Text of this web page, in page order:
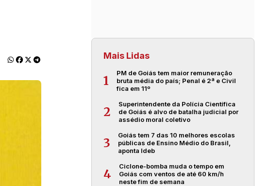
Mais Lidas
1
PM de Goiás tem maior remuneração
bruta média do país; Penal é 2ª e Civil
fica em 11º
2
Superintendente da Polícia Científica
de Goiás é alvo de batalha judicial por
assédio moral coletivo
3
Goiás tem 7 das 10 melhores escolas
públicas de Ensino Médio do Brasil,
aponta Ideb
4
Ciclone-bomba muda o tempo em
Goiás com ventos de até 60 km/h
neste fim de semana